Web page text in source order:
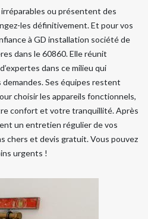
ou présentent des
les définitivement. Et pour vos
à GD installation société de
dans le 60860. Elle réunit
dans ce milieu qui
Ses équipes restent
choisir les appareils fonctionnels,
confort et votre tranquillité. Après
un entretien régulier de vos
chers et devis gratuit. Vous pouvez
urgents !